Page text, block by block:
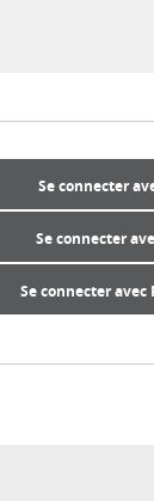
Se connecter
Se connecter
Se connecter avec